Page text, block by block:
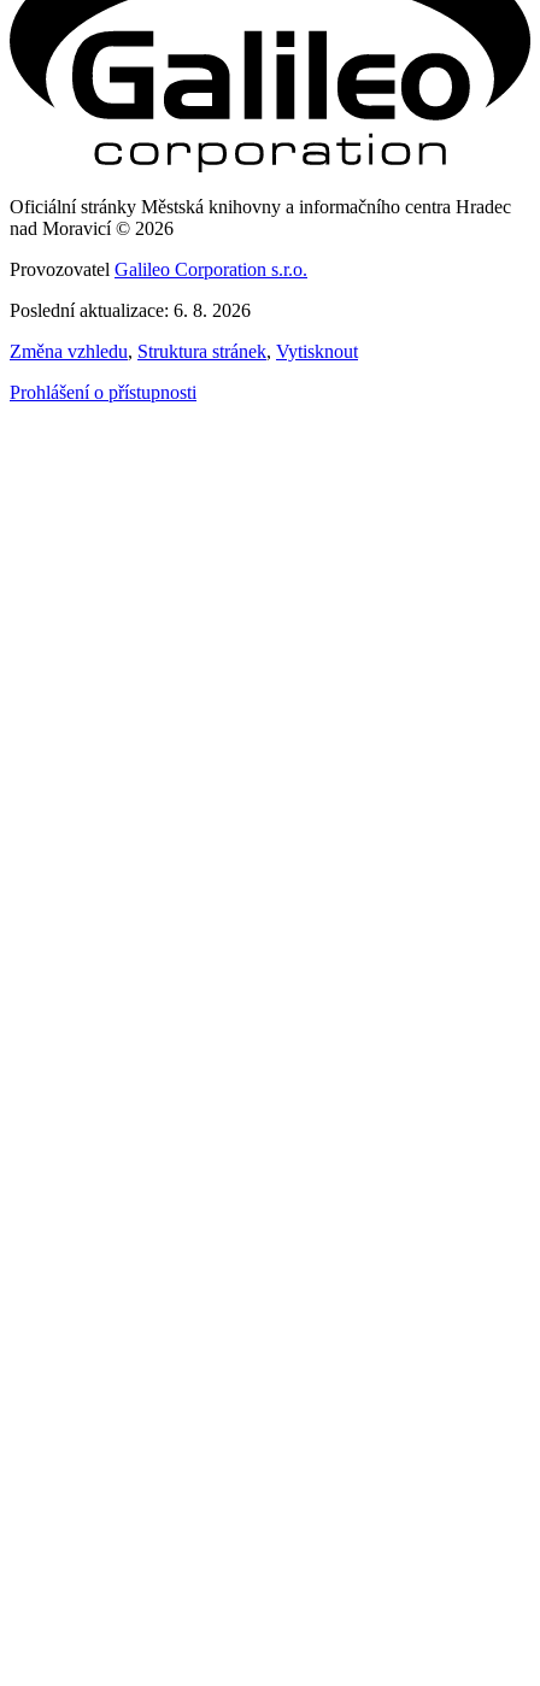
Oficiální stránky Městská knihovny a informačního centra Hradec
nad Moravicí © 2026
Provozovatel Galileo Corporation s.r.o.
Poslední aktualizace: 6. 8. 2026
Změna vzhledu, Struktura stránek, Vytisknout
Prohlášení o přístupnosti